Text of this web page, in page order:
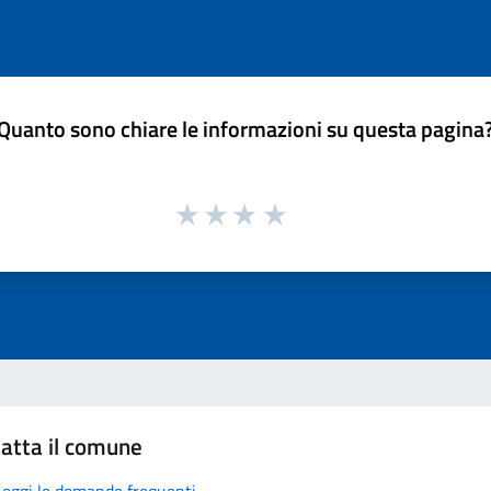
sono chiare le informazioni su questa
il comune